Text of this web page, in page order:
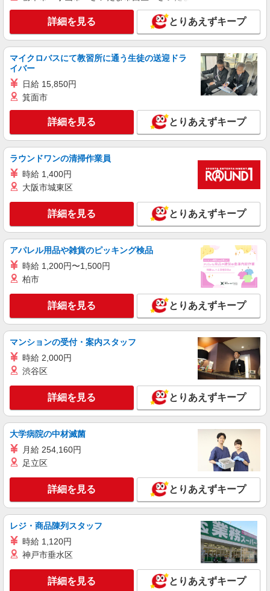
根岸駅★シフト柔軟で長く働きやすいシニア向
けマンション
時給1600円〜2250円 ＜日払い有/週払い有/交
通費全支給(ガソリン代含む)＞
横浜市中区≪最寄駅：根岸駅≫
派遣社員
株式会社kotrio /●YK-H-1953644
山手駅▼綺麗なサ高住で生活ケア▼清掃やフロ
時給1600円〜2250円 ＜日払い有/週払い有/交
横浜市中区本牧町｜山手駅
キープ 詳細を見る
派遣社員
株式会社kotrio /●YK-H-1538586
日ノ出町駅のシニアマンション▼フロアの巡回
や安否確認など
時給1600円〜2250円 ◆日払い/週払いOK/交
通費全支給（ガソリン代含む）◆
横浜市中区 【最寄駅：日ノ出町】
詳細を見る
株式会社kotrio /●YK-H-1558294
ョンの支援STAFF
時給1600円〜2250円 ＜日払い有/週払い有/交
中区【最寄り駅：山手駅すぐ】
キープ 詳細を見る
株式会社kotrio /●YK-S-2022091
≪山手駅≫定着率高い人気のデイサービススタ
ッフ★残業少なめ
【正社員】月給240,000〜400,000円 ・基本
詳細を見る とりあえずキープ
マイクロバスにて教習所に通う生徒の送迎ドラ
イバー
日給 15,850円
箕面市
詳細を見る とりあえずキープ
ラウンドワンの清掃作業員
時給 1,400円
大阪市城東区
詳細を見る とりあえずキープ
アパレル用品や雑貨のピッキング検品
時給 1,200円〜1,500円
柏市
詳細を見る とりあえずキープ
マンションの受付・案内スタッフ
時給 2,000円
渋谷区
詳細を見る とりあえずキープ
大学病院の中材滅菌
月給 254,160円
足立区
詳細を見る とりあえずキープ
レジ・商品陳列スタッフ
時給 1,120円
神戸市垂水区
詳細を見る とりあえずキープ